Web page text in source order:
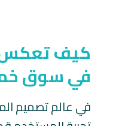
كيف تعكس
في سوق
في عالم تصميم